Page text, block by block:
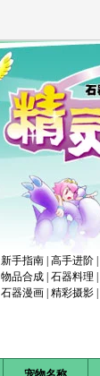
新手指南 高手进阶
物品合成 石器料理
石器漫画 精彩摄影